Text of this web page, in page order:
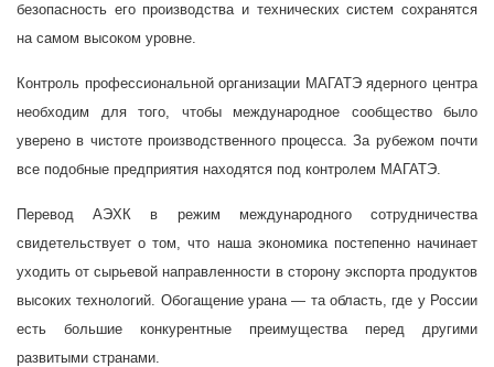
безопасность его производства и технических систем сохранятся
на самом высоком уровне.
Контроль профессиональной организации МАГАТЭ ядерного центра
необходим для того, чтобы международное сообщество было
уверено в чистоте производственного процесса. За рубежом почти
все подобные предприятия находятся под контролем МАГАТЭ.
Перевод АЭХК в режим международного сотрудничества
свидетельствует о том, что наша экономика постепенно начинает
уходить от сырьевой направленности в сторону экспорта продуктов
высоких технологий. Обогащение урана — та область, где у России
есть большие конкурентные преимущества перед другими
развитыми странами.